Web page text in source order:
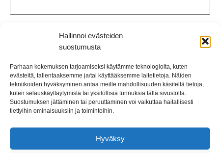
Hallinnoi evästeiden
suostumusta
Parhaan kokemuksen tarjoamiseksi käytämme teknologioita, kuten
evästeitä, tallentaaksemme ja/tai käyttääksemme laitetietoja. Näiden
tekniikoiden hyväksyminen antaa meille mahdollisuuden käsitellä tietoja,
kuten selauskäyttäytymistä tai yksilöllisiä tunnuksia tällä sivustolla.
Suostumuksen jättäminen tai peruuttaminen voi vaikuttaa haitallisesti
tiettyihin ominaisuuksiin ja toimintoihin.
Hyväksy
Please enter the security code